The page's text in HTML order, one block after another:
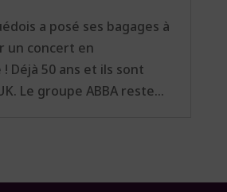
a posé ses bagages à
un concert en
Déjà 50 ans et ils sont
Le groupe ABBA reste...